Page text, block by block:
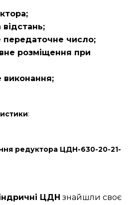
передаточне число;
розміщення при
виконання;
:
редуктора ЦДН-630-20-21-
ЦДН знайшли своє